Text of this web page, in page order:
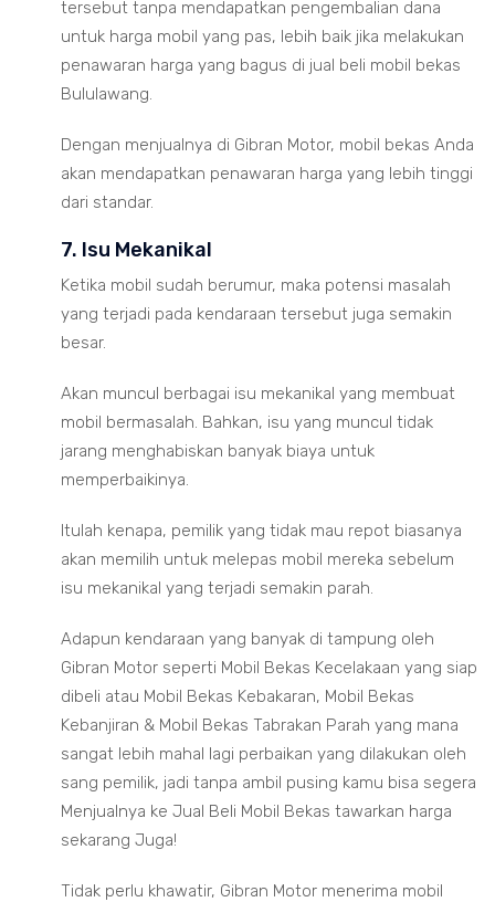
tersebut tanpa mendapatkan pengembalian dana
untuk harga mobil yang pas, lebih baik jika melakukan
penawaran harga yang bagus di jual beli mobil bekas
Bululawang.
Dengan menjualnya di Gibran Motor, mobil bekas Anda
akan mendapatkan penawaran harga yang lebih tinggi
dari standar.
7. Isu Mekanikal
Ketika mobil sudah berumur, maka potensi masalah
yang terjadi pada kendaraan tersebut juga semakin
besar.
Akan muncul berbagai isu mekanikal yang membuat
mobil bermasalah. Bahkan, isu yang muncul tidak
jarang menghabiskan banyak biaya untuk
memperbaikinya.
Itulah kenapa, pemilik yang tidak mau repot biasanya
akan memilih untuk melepas mobil mereka sebelum
isu mekanikal yang terjadi semakin parah.
Adapun kendaraan yang banyak di tampung oleh
Gibran Motor seperti Mobil Bekas Kecelakaan yang siap
dibeli atau Mobil Bekas Kebakaran, Mobil Bekas
Kebanjiran & Mobil Bekas Tabrakan Parah yang mana
sangat lebih mahal lagi perbaikan yang dilakukan oleh
sang pemilik, jadi tanpa ambil pusing kamu bisa segera
Menjualnya ke Jual Beli Mobil Bekas tawarkan harga
sekarang Juga!
Tidak perlu khawatir, Gibran Motor menerima mobil